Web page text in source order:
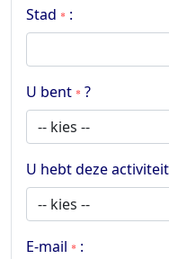
Stad * :
U bent * ?
U hebt deze
E-mail * :